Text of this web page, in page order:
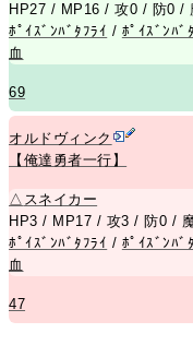
HP27 / MP16 / 攻0 / 防0 /
ﾎﾟｲｽﾞﾝﾊﾞﾀﾌﾗｲ / ﾎﾟｲｽﾞﾝﾊﾞ
血
69
オルドヴィンク
【俺達勇者一行】
△ スネイカー
HP3 / MP17 / 攻3 / 防0 /
ﾎﾟｲｽﾞﾝﾊﾞﾀﾌﾗｲ / ﾎﾟｲｽﾞﾝﾊﾞ
血
47